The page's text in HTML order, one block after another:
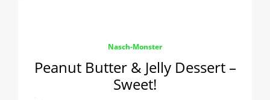
Nasch-Monster
Peanut Butter & Jelly Dessert –
Sweet!